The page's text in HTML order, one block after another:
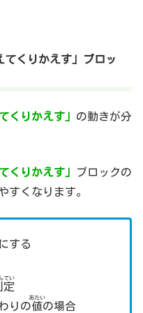
てくりかえす」ブロッ
くりかえす」 の動きが分
くりかえす」
ブロックの
すくなります。
する
定
てい
りの値
あたい
の場合